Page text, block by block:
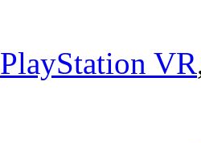
PlayStation VR